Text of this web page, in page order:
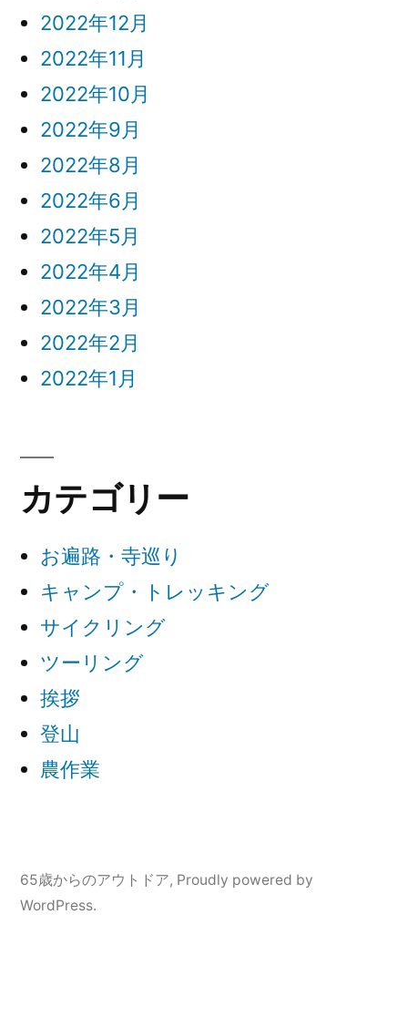
2022年12月
2022年11月
2022年10月
2022年9月
2022年8月
2022年6月
2022年5月
2022年4月
2022年3月
2022年2月
2022年1月
カテゴリー
お遍路・寺巡り
キャンプ・トレッキング
サイクリング
ツーリング
挨拶
登山
農作業
65歳からのアウトドア, Proudly powered by
WordPress.